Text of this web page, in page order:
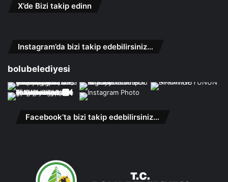
X’de Bizi takip edinn
Instagram’da bizi takip edebilirsiniz…
bolubelediyesi
Facebook’ta bizi takip edebilirsiniz…